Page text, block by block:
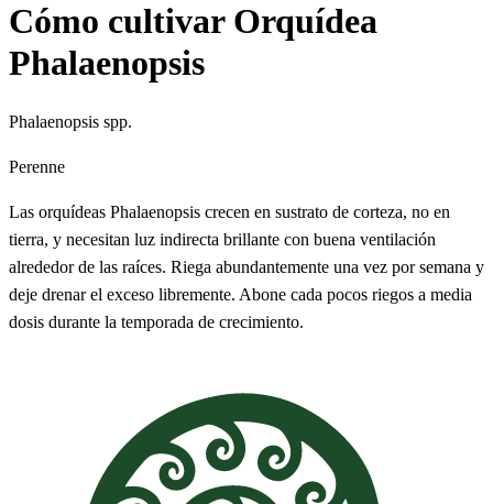
Cómo cultivar Orquídea
Phalaenopsis
Phalaenopsis spp.
Perenne
Las orquídeas Phalaenopsis crecen en sustrato de corteza, no en
tierra, y necesitan luz indirecta brillante con buena ventilación
alrededor de las raíces. Riega abundantemente una vez por semana y
deje drenar el exceso libremente. Abone cada pocos riegos a media
dosis durante la temporada de crecimiento.